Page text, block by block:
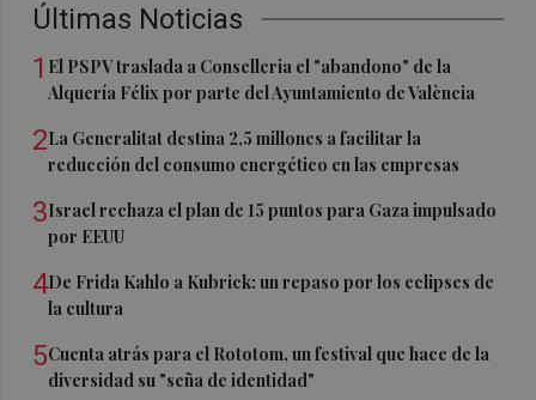
Últimas Noticias
1 El PSPV traslada a Conselleria el "abandono" de la
Alquería Félix por parte del Ayuntamiento de València
2La Generalitat destina 2,5 millones a facilitar la
reducción del consumo energético en las empresas
3Israel rechaza el plan de 15 puntos para Gaza impulsado
por EEUU
4De Frida Kahlo a Kubrick: un repaso por los eclipses de
la cultura
5Cuenta atrás para el Rototom, un festival que hace de la
diversidad su "seña de identidad"